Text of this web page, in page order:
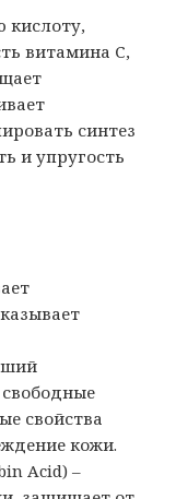
кислоту,
витамина С,
синтез
и упругость
свойства
кожи.
Acid) –